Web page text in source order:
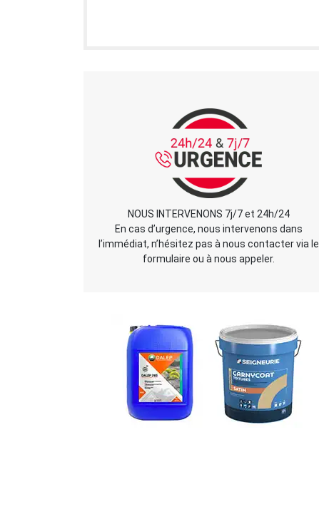
NOUS INTERVENONS 7j/7 et 24h/24
En cas d’urgence, nous intervenons dans
l’immédiat, n’hésitez pas à nous contacter via le
formulaire ou à nous appeler.